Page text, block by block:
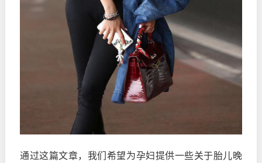
通过这篇文章，我们希望为孕妇提供一些关于胎儿晚